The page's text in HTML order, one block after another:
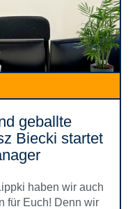
geballte
Biecki startet
haben wir auch
für Euch! Denn wir